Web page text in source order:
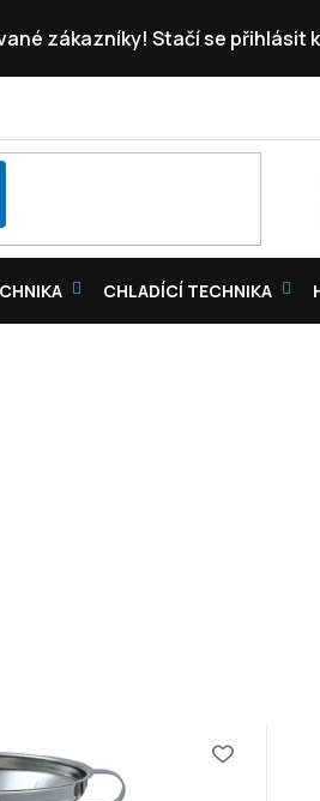
zákazníky! Stačí se přihlásit
CHLADÍCÍ TECHNIKA